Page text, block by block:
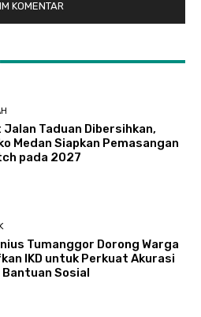
Taduan Dibersihkan,
Medan Siapkan Pemasangan
pada 2027
Tumanggor Dorong Warga
IKD untuk Perkuat Akurasi
Bantuan Sosial